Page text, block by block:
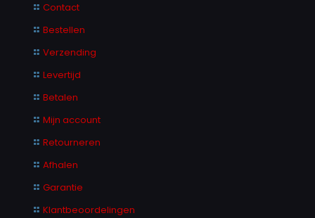
Contact
Bestellen
Verzending
Levertijd
Betalen
Mijn account
Retourneren
Afhalen
Garantie
Klantbeoordelingen